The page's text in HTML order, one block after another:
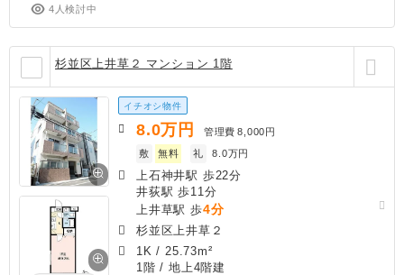
4人検討中
杉並区上井草２ マンション 1階
イチオシ物件
8.0万円 管理費 8,000円
敷
無料 礼 8.0万円
上石神井駅 歩22分
井荻駅 歩11分
上井草駅 歩4分
杉並区上井草２
1K / 25.73m²
1階 / 地上4階建